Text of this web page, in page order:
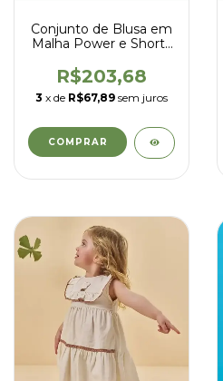
Conjunto de Blusa em
Malha Power e Shorts
Kukiê - 95870
R$203,68
3 x de R$67,89 sem juros
COMPRAR